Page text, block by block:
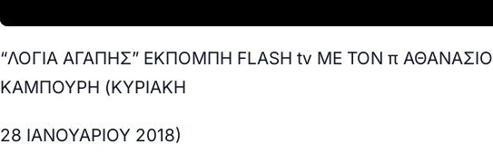
“ΛΟΓΙΑ ΑΓΑΠΗΣ” ΕΚΠΟΜΠΗ FLASH tv ΜΕ ΤΟΝ π ΑΘΑΝΑΣΙΟ
ΚΑΜΠΟΥΡΗ (ΚΥΡΙΑΚΗ
28 ΙΑΝΟΥΑΡΙΟΥ 2018)